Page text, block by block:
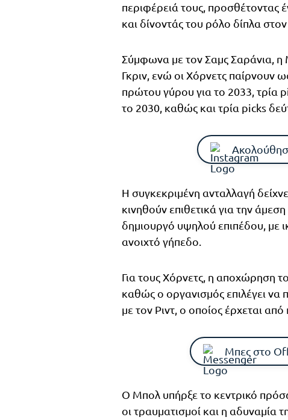
περιφέρειά τους, προσθέτοντας
και δίνοντάς του ρόλο δίπλα στον
Σύμφωνα με τον Σαμς Σαράνια,
Γκριν, ενώ οι Χόρνετς παίρνουν
πρώτου γύρου για το 2033, τρία
το 2030, καθώς και τρία picks
Η συγκεκριμένη ανταλλαγή
κινηθούν επιθετικά για την
δημιουργό υψηλού επιπέδου, με
ανοιχτό γήπεδο.
Για τους Χόρνετς, η αποχώρηση
καθώς ο οργανισμός επιλέγει να
με τον Ριντ, ο οποίος έρχεται
Μπες στο
Ο Μπολ υπήρξε το κεντρικό
οι τραυματισμοί και η αδυναμία